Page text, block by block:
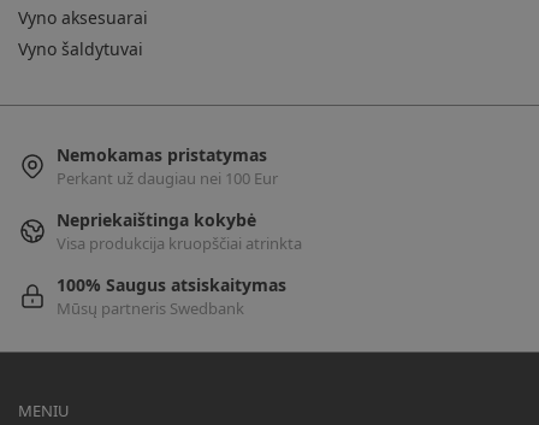
Vyno aksesuarai
Vyno šaldytuvai
Nemokamas pristatymas
Perkant už daugiau nei 100 Eur
Nepriekaištinga kokybė
Visa produkcija kruopščiai atrinkta
100% Saugus atsiskaitymas
Mūsų partneris Swedbank
MENIU